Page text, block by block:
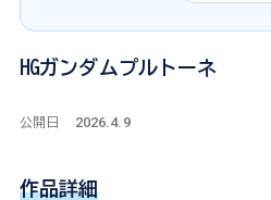
HGガンダムプルトーネ
公開日 2026.4.9
作品詳細